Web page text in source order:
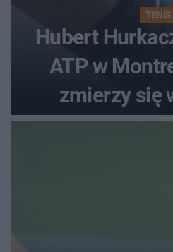
TENIS
Hubert
ATP w
zmierzy się